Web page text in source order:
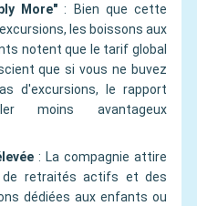
More" :
Bien que cette
les boissons aux
notent que le tarif global
que si vous ne buvez
d'excursions, le rapport
moins avantageux
: La compagnie attire
de retraités actifs et des
dédiées aux enfants ou